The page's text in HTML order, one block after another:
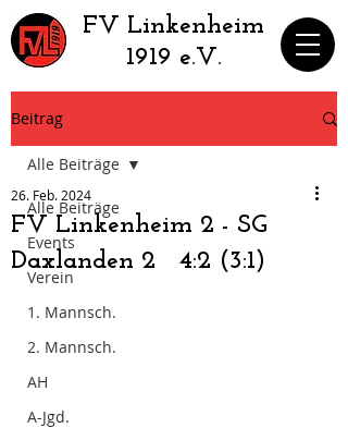
​FV Linkenheim
1919 e.V.
Beitrag
Alle Beiträge
Events
Verein
1. Mannsch.
2. Mannsch.
AH
A-Jgd.
Alle Beiträge
FV Linkenheim 2 - SG
Daxlanden 2 4:2 (3:1)
26. Feb. 2024